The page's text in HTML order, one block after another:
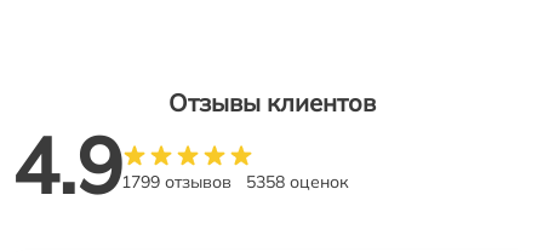
Отзывы клиентов
4.91799 отзывов 5358 оценок